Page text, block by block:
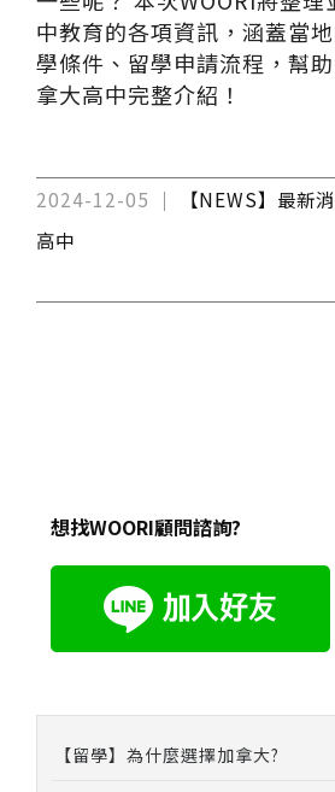
中教育的各項資訊，涵蓋當
學條件、留學申請流程，幫
拿大高中完整介紹！
2024-12-05 【NEWS】最新
高中
想找WOORI顧問諮詢?
【留學】為什麼選擇加拿大?